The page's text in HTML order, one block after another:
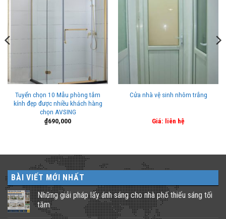
Tuyển chọn 10 Mẫu phòng tắm
kính đẹp được nhiều khách hàng
chọn AVSING
₫690,000
Cửa nhà vệ sinh nhôm trắng
Giá: liên hệ
BÀI VIẾT MỚI NHẤT
Những giải pháp lấy ánh sáng cho nhà phố thiếu sáng tối
tăm
Không